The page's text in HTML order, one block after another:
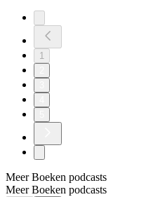
1
Meer Boeken podcasts
Meer Boeken podcasts